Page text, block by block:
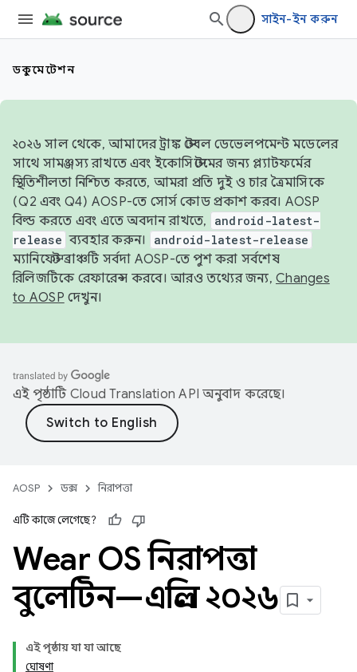
সাইন-ইন করুন
ডকুমেন্টেশন
২০২৬ সাল থেকে, আমাদের ট্রাঙ্ক স্টেবল ডেভেলপমেন্ট মডেলের
সাথে সামঞ্জস্য রাখতে এবং ইকোসিস্টেমের জন্য প্ল্যাটফর্মের
স্থিতিশীলতা নিশ্চিত করতে, আমরা প্রতি দুই ও চার ত্রৈমাসিকে
(Q2 এবং Q4) AOSP-তে সোর্স কোড প্রকাশ করব। AOSP
বিল্ড করতে এবং এতে অবদান রাখতে,
android-latest-
release ব্যবহার করুন। android-latest-release
ম্যানিফেস্ট ব্রাঞ্চটি সর্বদা AOSP-তে পুশ করা সর্বশেষ
রিলিজটিকে রেফারেন্স করবে। আরও তথ্যের জন্য, Changes
to AOSP দেখুন।
এই পৃষ্ঠাটি Cloud Translation API অনুবাদ করেছে।
AOSP ডক্স নিরাপত্তা
এটি কাজে লেগেছে?
Wear OS নিরাপত্তা
বুলেটিন—এপ্রিল ২০২৬
এই পৃষ্ঠায় যা যা আছে
ঘোষণা